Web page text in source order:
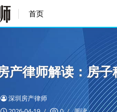
首页
产律师解读：房
深圳房产律师